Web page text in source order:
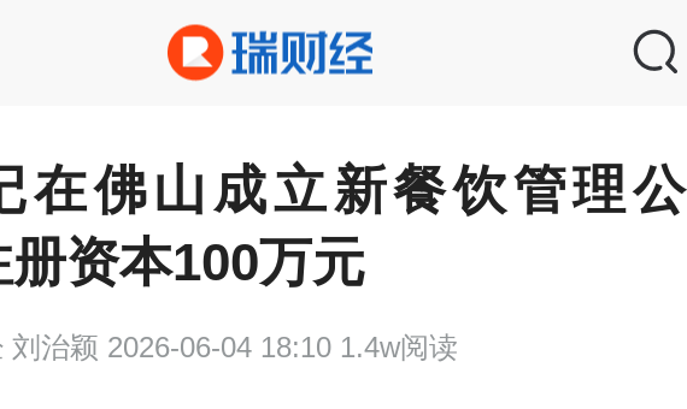
在佛山成立新餐饮管理公
资本100万元
刘治颖 2026-06-04 18:10 1.4w阅读